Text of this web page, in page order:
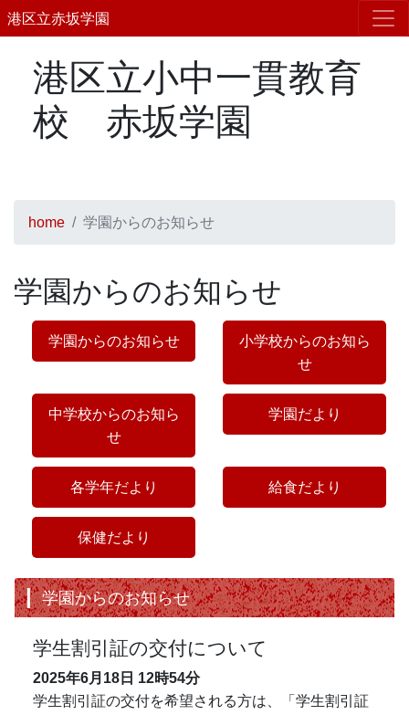
港区立赤坂学園
港区立小中一貫教育
校 赤坂学園
home 学園からのお知らせ
学園からのお知らせ
学園からのお知らせ
小学校からのお知ら
せ
中学校からのお知ら
せ
学園だより
各学年だより 給食だより
保健だより
学園からのお知らせ
学生割引証の交付について
2025年6月18日 12時54分
学生割引証の交付を希望される方は、「学生割引証